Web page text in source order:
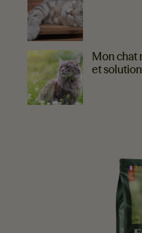
Mon chat
et